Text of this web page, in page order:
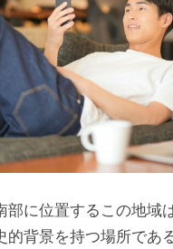
部に位置するこの地域
的背景を持つ場所である